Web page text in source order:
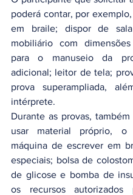
poderá contar, por
em braile; dispor de
mobiliário com dimensões
para o manuseio da
adicional; leitor de tela;
prova superampliada,
intérprete.
Durante as provas,
usar material próprio,
máquina de escrever em
especiais; bolsa de
de glicose e bomba de
os recursos autorizados